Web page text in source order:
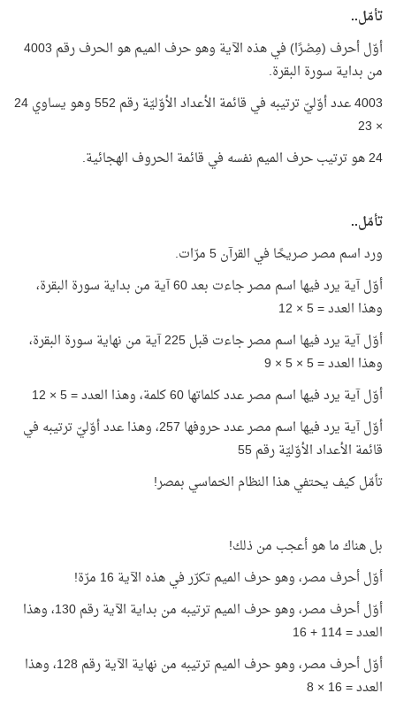
تأمّل..
أوّل أحرف (مِصْرًا) في هذه الآية وهو حرف الميم هو الحرف رقم 4003
من بداية سورة البقرة.
4003 عدد أوّليّ ترتيبه في قائمة الأعداد الأوّليّة رقم 552 وهو يساوي 24
× 23
24 هو ترتيب حرف الميم نفسه في قائمة الحروف الهجائية.
تأمّل..
ورد اسم مصر صريحًا في القرآن 5 مرّات.
أوّل آية يرد فيها اسم مصر جاءت بعد 60 آية من بداية سورة البقرة،
وهذا العدد = 5 × 12
أوّل آية يرد فيها اسم مصر جاءت قبل 225 آية من نهاية سورة البقرة،
وهذا العدد = 5 × 5 × 9
أوّل آية يرد فيها اسم مصر عدد كلماتها 60 كلمة، وهذا العدد = 5 × 12
أوّل آية يرد فيها اسم مصر عدد حروفها 257، وهذا عدد أوّليّ ترتيبه في
قائمة الأعداد الأوّليّة رقم 55
تأمّل كيف يحتفي هذا النظام الخماسي بمصر!
بل هناك ما هو أعجب من ذلك!
أوّل أحرف مصر، وهو حرف الميم تكرّر في هذه الآية 16 مرّة!
أوّل أحرف مصر، وهو حرف الميم ترتيبه من بداية الآية رقم 130، وهذا
العدد = 114 + 16
أوّل أحرف مصر، وهو حرف الميم ترتيبه من نهاية الآية رقم 128، وهذا
العدد = 16 × 8